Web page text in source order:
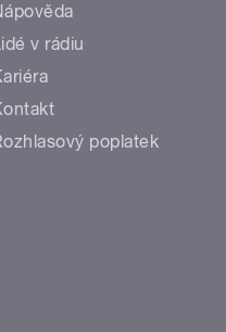
v rádiu
poplatek